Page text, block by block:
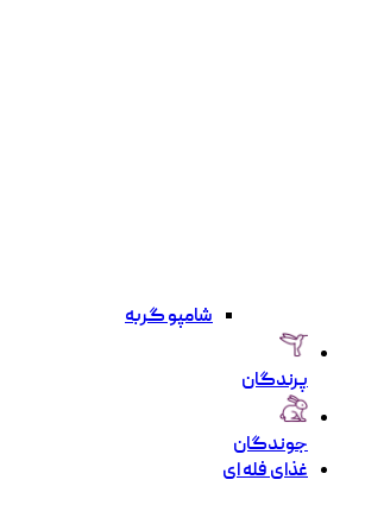
شامپو گربه
پرندگان
جوندگان
غذای فله ای